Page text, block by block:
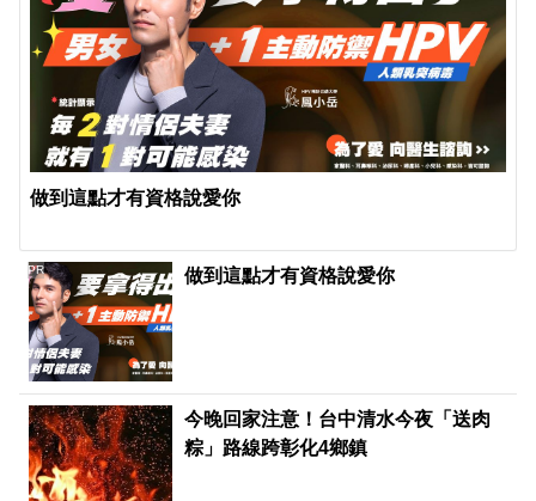
做到這點才有資格說愛你
做到這點才有資格說愛你
PR
今晚回家注意！台中清水今夜「送肉
粽」路線跨彰化4鄉鎮